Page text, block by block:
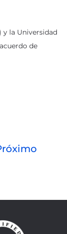
y la Universidad
de